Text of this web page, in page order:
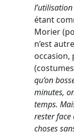
étant
Morier
n’est
occasion,
qu’on
minutes,
temps.
rester
choses